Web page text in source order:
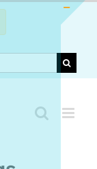
Bar
Area